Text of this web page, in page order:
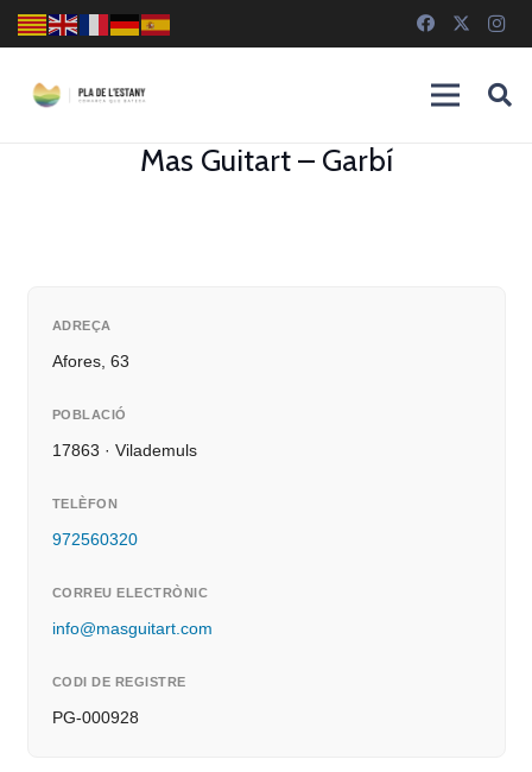
Mas Guitart – Garbí
ADREÇA
Afores, 63
POBLACIÓ
17863 · Vilademuls
TELÈFON
972560320
CORREU ELECTRÒNIC
info@masguitart.com
CODI DE REGISTRE
PG-000928